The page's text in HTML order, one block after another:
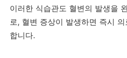
이러한 식습관도 혈변의 발생을
로, 혈변 증상이 발생하면 즉시
합니다.